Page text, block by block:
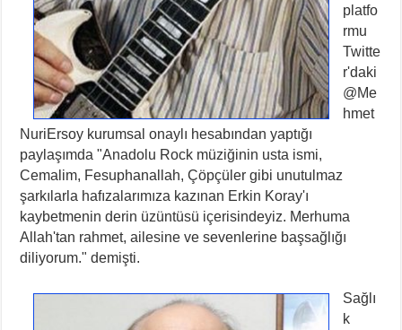
platfo
rmu
Twitte
r'daki
@Me
hmet
NuriErsoy kurumsal onaylı hesabından yaptığı
paylaşımda "Anadolu Rock müziğinin usta ismi,
Cemalim, Fesuphanallah, Çöpçüler gibi unutulmaz
şarkılarla hafızalarımıza kazınan Erkin Koray'ı
kaybetmenin derin üzüntüsü içerisindeyiz. Merhuma
Allah'tan rahmet, ailesine ve sevenlerine başsağlığı
diliyorum." demişti.
Sağlı
k